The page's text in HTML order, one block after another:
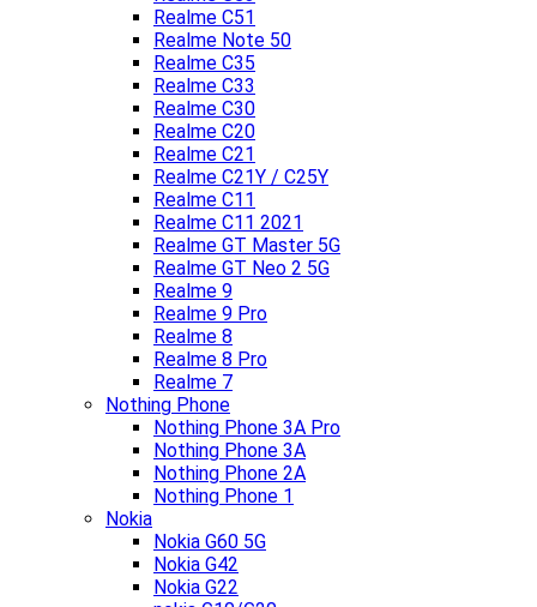
Realme C51
Realme Note 50
Realme C35
Realme C33
Realme C30
Realme C20
Realme C21
Realme C21Y / C25Y
Realme C11
Realme C11 2021
Realme GT Master 5G
Realme GT Neo 2 5G
Realme 9
Realme 9 Pro
Realme 8
Realme 8 Pro
Realme 7
Nothing Phone
Nothing Phone 3A Pro
Nothing Phone 3A
Nothing Phone 2A
Nothing Phone 1
Nokia
Nokia G60 5G
Nokia G42
Nokia G22